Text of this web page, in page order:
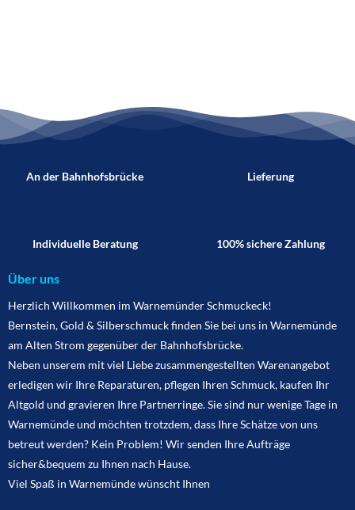
An der Bahnhofsbrücke Lieferung
Individuelle Beratung 100% sichere Zahlung
Über uns
Herzlich Willkommen im Warnemünder Schmuckeck!
Bernstein, Gold & Silberschmuck finden Sie bei uns in Warnemünde
am Alten Strom gegenüber der Bahnhofsbrücke.
Neben unserem mit viel Liebe zusammengestellten Warenangebot
erledigen wir Ihre Reparaturen, pflegen Ihren Schmuck, kaufen Ihr
Altgold und gravieren Ihre Partnerringe. Sie sind nur wenige Tage in
Warnemünde und möchten trotzdem, dass Ihre Schätze von uns
betreut werden? Kein Problem! Wir senden Ihre Aufträge
sicher&bequem zu Ihnen nach Hause.
Viel Spaß in Warnemünde wünscht Ihnen